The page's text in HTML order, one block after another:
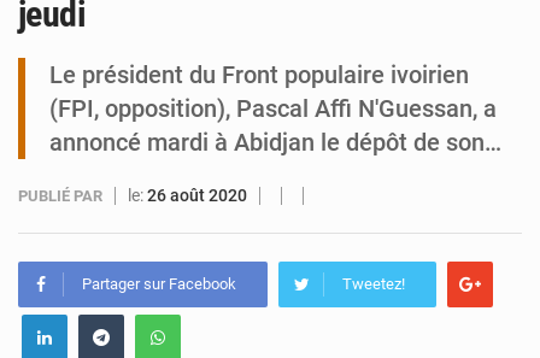
jeudi
Le président du Front populaire ivoirien
(FPI, opposition), Pascal Affi N'Guessan, a
annoncé mardi à Abidjan le dépôt de son…
PUBLIÉ PAR le:26 août 2020
Partager sur Facebook Tweetez!